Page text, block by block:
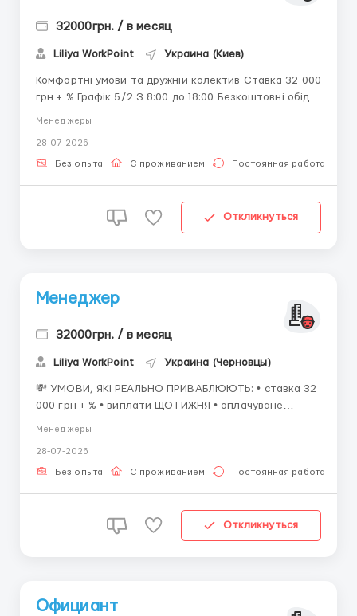
32000грн. / в месяц
Liliya WorkPoint Украина (Киев)
Комфортні умови та дружній колектив Ставка 32 000
грн + % Графік 5/2 З 8:00 до 18:00 Безкоштовні обіди
Менеджеры
28-07-2026
Без опыта С проживанием Постоянная работа
Откликнуться
Менеджер
32000грн. / в месяц
Liliya WorkPoint Украина (Черновцы)
💸 УМОВИ, ЯКІ РЕАЛЬНО ПРИВАБЛЮЮТЬ: • ставка 32
000 грн + % • виплати ЩОТИЖНЯ • оплачуване
грошові розіграші серед співробітників • призи за
результати бонуси за акти...
Менеджеры
28-07-2026
Без опыта С проживанием Постоянная работа
Откликнуться
Официант